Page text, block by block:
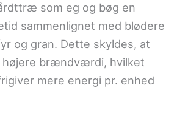
som eg og bøg en
sammenlignet med blødere
og gran. Dette skyldes, at
brændværdi, hvilket
mere energi pr. enhed